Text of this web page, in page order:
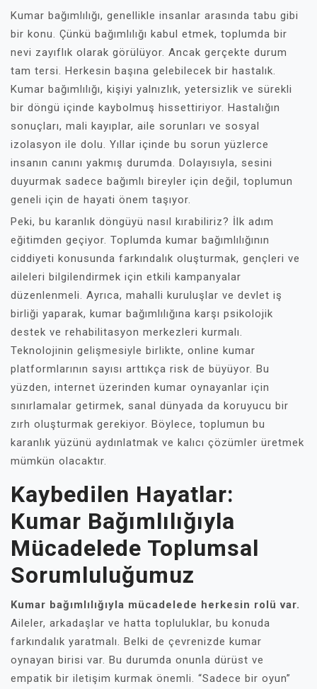
Kumar bağımlılığı, genellikle insanlar arasında tabu gibi
bir konu. Çünkü bağımlılığı kabul etmek, toplumda bir
nevi zayıflık olarak görülüyor. Ancak gerçekte durum
tam tersi. Herkesin başına gelebilecek bir hastalık.
Kumar bağımlılığı, kişiyi yalnızlık, yetersizlik ve sürekli
bir döngü içinde kaybolmuş hissettiriyor. Hastalığın
sonuçları, mali kayıplar, aile sorunları ve sosyal
izolasyon ile dolu. Yıllar içinde bu sorun yüzlerce
insanın canını yakmış durumda. Dolayısıyla, sesini
duyurmak sadece bağımlı bireyler için değil, toplumun
geneli için de hayati önem taşıyor.
Peki, bu karanlık döngüyü nasıl kırabiliriz? İlk adım
eğitimden geçiyor. Toplumda kumar bağımlılığının
ciddiyeti konusunda farkındalık oluşturmak, gençleri ve
aileleri bilgilendirmek için etkili kampanyalar
düzenlenmeli. Ayrıca, mahalli kuruluşlar ve devlet iş
birliği yaparak, kumar bağımlılığına karşı psikolojik
destek ve rehabilitasyon merkezleri kurmalı.
Teknolojinin gelişmesiyle birlikte, online kumar
platformlarının sayısı arttıkça risk de büyüyor. Bu
yüzden, internet üzerinden kumar oynayanlar için
sınırlamalar getirmek, sanal dünyada da koruyucu bir
zırh oluşturmak gerekiyor. Böylece, toplumun bu
karanlık yüzünü aydınlatmak ve kalıcı çözümler üretmek
mümkün olacaktır.
Kaybedilen Hayatlar:
Kumar Bağımlılığıyla
Mücadelede Toplumsal
Sorumluluğumuz
Kumar bağımlılığıyla mücadelede herkesin rolü var.
Aileler, arkadaşlar ve hatta topluluklar, bu konuda
farkındalık yaratmalı. Belki de çevrenizde kumar
oynayan birisi var. Bu durumda onunla dürüst ve
empatik bir iletişim kurmak önemli. “Sadece bir oyun”